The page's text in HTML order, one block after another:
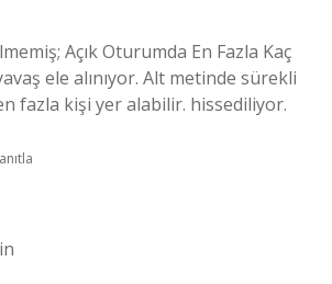
Açık Oturumda En Fazla Kaç
ele alınıyor. Alt metinde sürekli
fazla kişi yer alabilir. hissediliyor.